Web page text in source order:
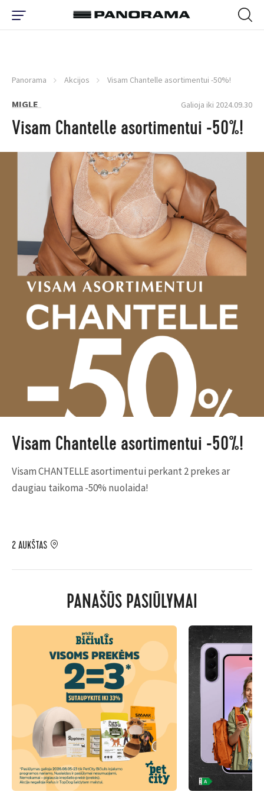
Panorama Akcijos Visam Chantelle asortimentui -50%!
MIGLE Galioja iki 2024.09.30
Visam Chantelle asortimentui -50%!
Visam Chantelle asortimentui -50%!
Visam CHANTELLE asortimentui perkant 2 prekes ar
daugiau taikoma -50% nuolaida!
2 AUKŠTAS
PANAŠŪS PASIŪLYMAI